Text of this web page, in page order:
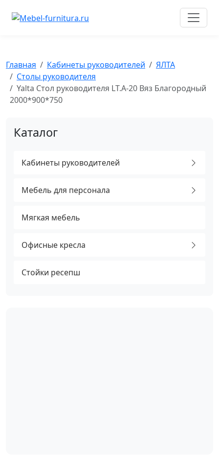
Главная Кабинеты руководителей
ЯЛТА
Столы руководителя
Yalta Стол руководителя LT.A-20 Вяз Благородный
2000*900*750
Каталог
Кабинеты руководителей
Мебель для персонала
Мягкая мебель
Офисные кресла
Стойки ресепш